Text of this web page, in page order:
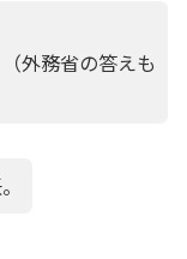
外務省の答えも